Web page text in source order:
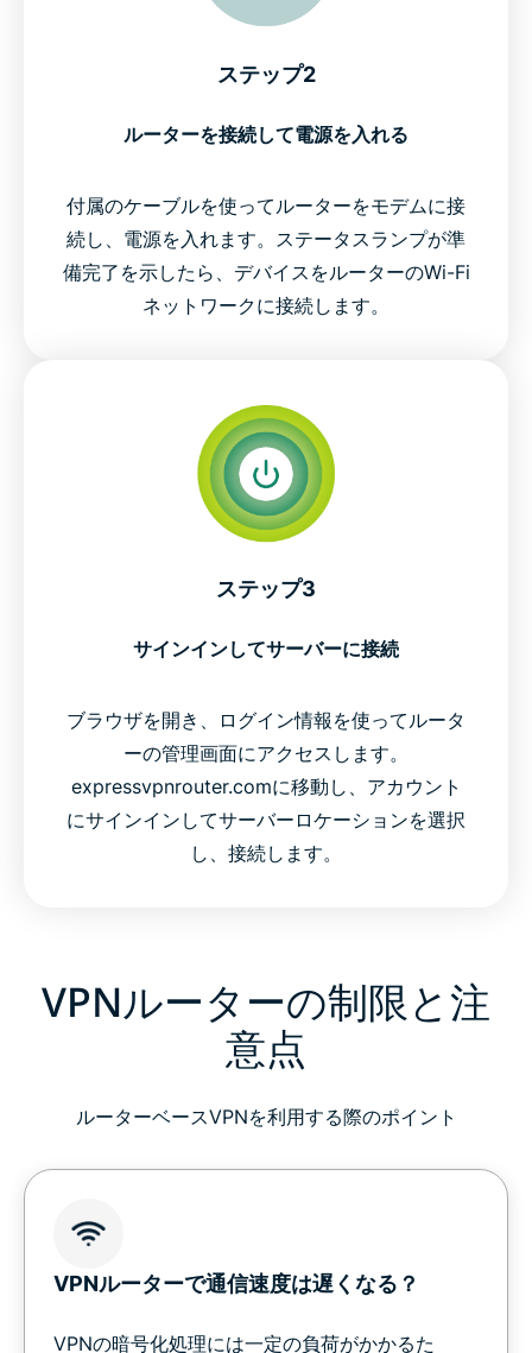
ステップ2
ルーターを接続して電源を入れる
付属のケーブルを使ってルーターをモデムに接
続し、電源を入れます。ステータスランプが準
備完了を示したら、デバイスをルーターのWi-Fi
ネットワークに接続します。
ステップ3
サインインしてサーバーに接続
ブラウザを開き、ログイン情報を使ってルータ
ーの管理画面にアクセスします。
expressvpnrouter.comに移動し、アカウント
にサインインしてサーバーロケーションを選択
し、接続します。
VPNルーターの制限と注
意点
ルーターベースVPNを利用する際のポイント
VPNルーターで通信速度は遅くなる？
VPNの暗号化処理には一定の負荷がかかるた